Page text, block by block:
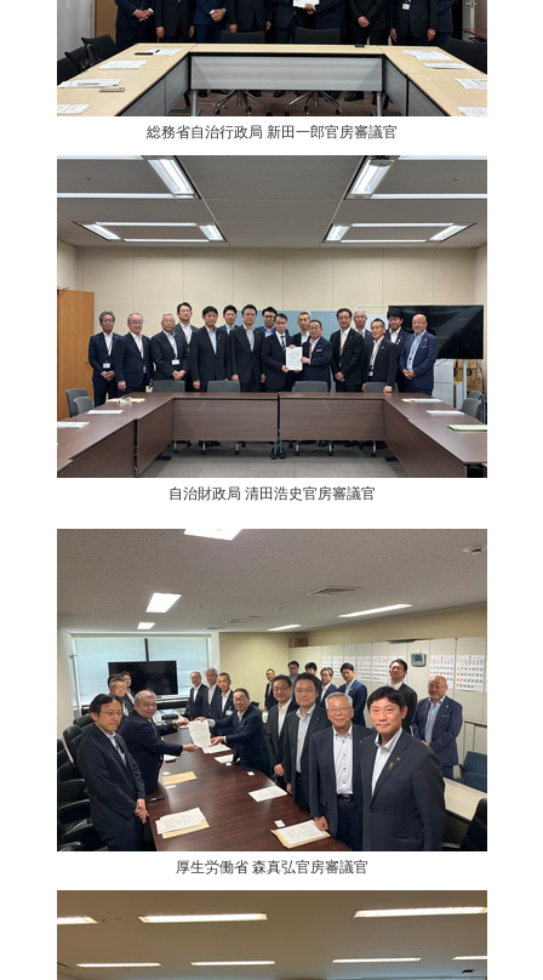
総務省自治行政局 新田一郎官房審議官
自治財政局 清田浩史官房審議官
厚生労働省 森真弘官房審議官